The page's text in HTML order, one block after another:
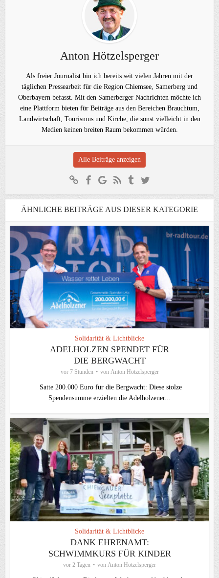
Anton Hötzelsperger
Als freier Journalist bin ich bereits seit vielen Jahren mit der
täglichen Pressearbeit für die Region Chiemsee, Samerberg und
Oberbayern befasst. Mit den Samerberger Nachrichten möchte ich
eine Plattform bieten für Beiträge aus den Bereichen Brauchtum,
Landwirtschaft, Tourismus und Kirche, die sonst vielleicht in den
Medien keinen breiten Raum bekommen würden.
Alle Beiträge anzeigen
ÄHNLICHE BEITRÄGE AUS DIESER KATEGORIE
Solidarität & Lichtblicke
ADELHOLZEN SPENDET FÜR
DIE BERGWACHT
vor 7 Stunden von Anton Hötzelsperger
Satte 200.000 Euro für die Bergwacht: Diese stolze
Spendensumme erzielten die Adelholzener...
Solidarität & Lichtblicke
DANK EHRENAMT:
SCHWIMMKURS FÜR KINDER
vor 2 Tagen von Anton Hötzelsperger